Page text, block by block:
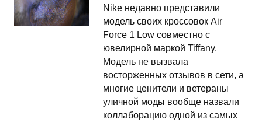
Nike недавно представили
модель своих кроссовок Air
Force 1 Low совместно с
ювелирной маркой Tiffany.
Модель не вызвала
восторженных отзывов в сети, а
многие ценители и ветераны
уличной моды вообще назвали
коллаборацию одной из самых